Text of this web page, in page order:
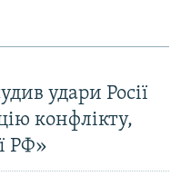
удари Росії
конфлікту,
РФ»